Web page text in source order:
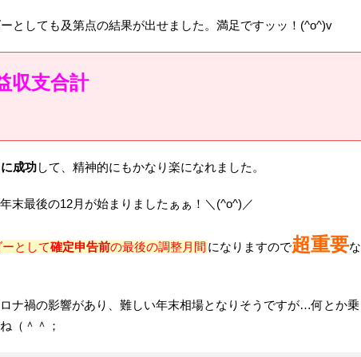
としても及第点の結果が出せました。満足ですッッ！(^o^)v
収支合計
成功して、精神的にもかなり楽になれました。
末最後の12月が始まりましたぁぁ！＼(^o^)／
として確定申告前の最後の調整月間 になりますので超重要な
ナ禍の影響があり、難しい年末相場となりそうですが…何とか乗
（＾＾；